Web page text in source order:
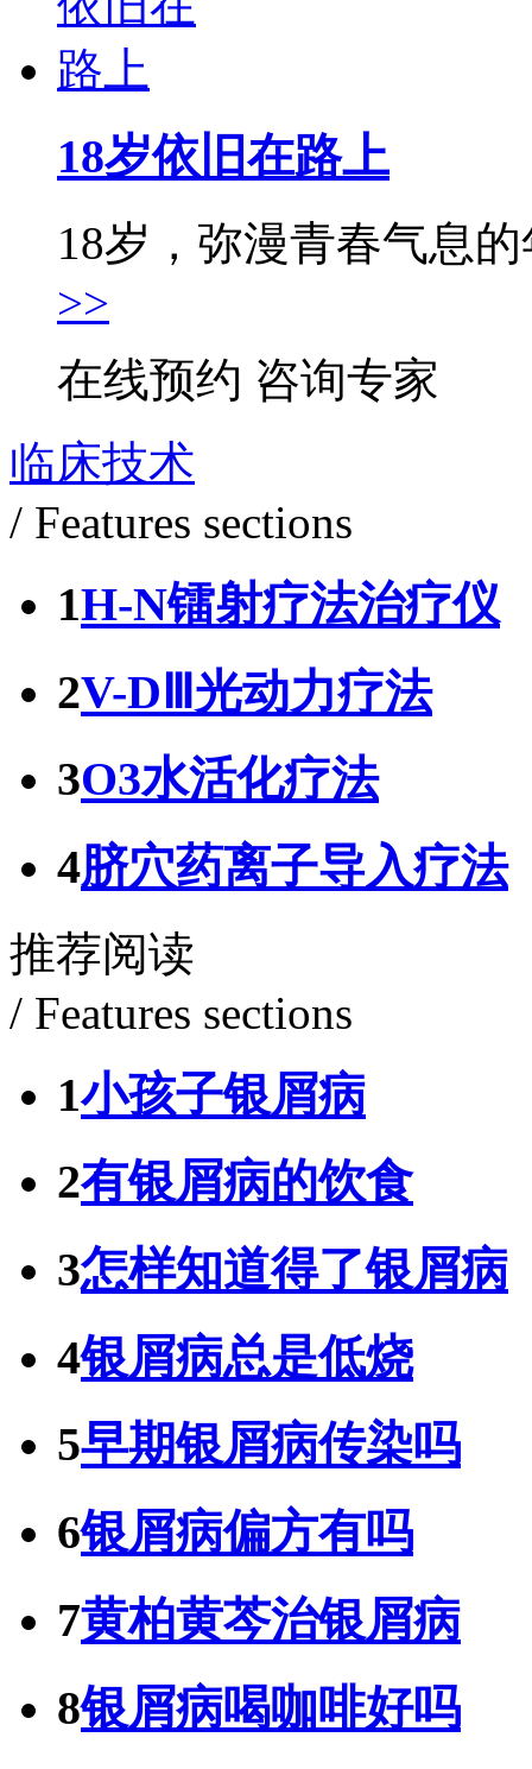
18岁依旧在路上
18岁，弥漫青春气息
>>
在线预约 咨询专家
临床技术
/ Features sections
1H-N镭射疗法治疗仪
2V-DⅢ光动力疗法
3O3水活化疗法
4脐穴药离子导入疗法
推荐阅读
/ Features sections
1小孩子银屑病
2有银屑病的饮食
3怎样知道得了银屑病
4银屑病总是低烧
5早期银屑病传染吗
6银屑病偏方有吗
7黄柏黄芩治银屑病
8银屑病喝咖啡好吗